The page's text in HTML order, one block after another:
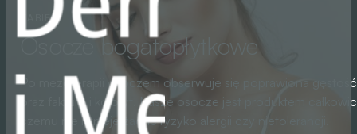
ZABIEGI
Osocze bogatopłytkowe
Po mezoterapii osoczem obserwuje się poprawioną
oraz fakturę i koloryt. Nasze osocze jest produktem
czemu nie istnieje źadne ryzyko alergii czy nietolerancji.